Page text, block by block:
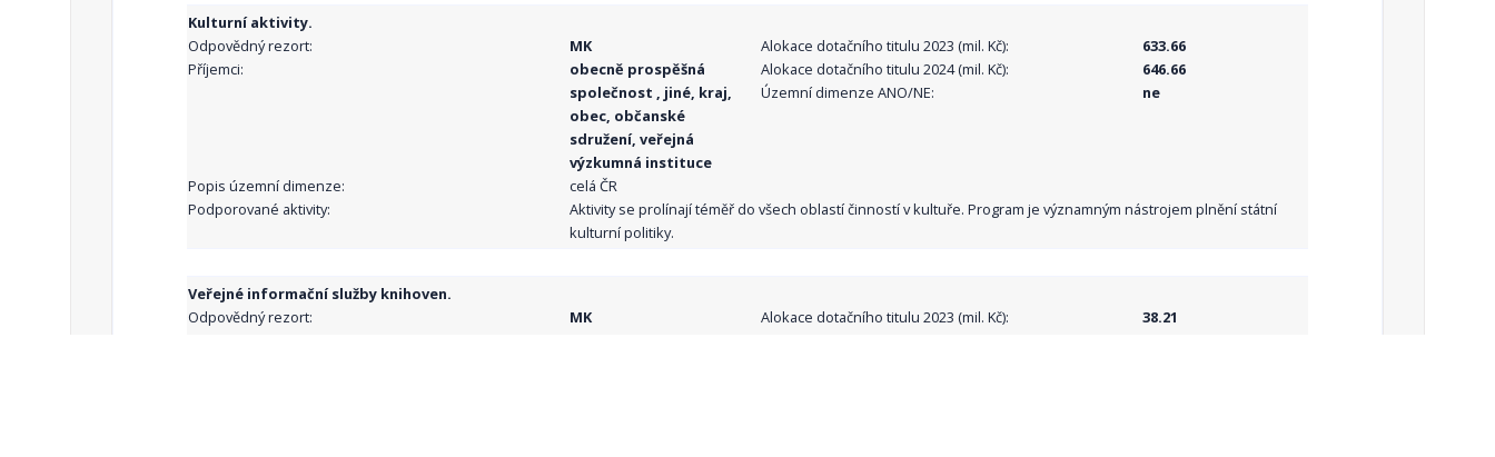
Kulturní aktivity.
Odpovědný rezort:
MK
Příjemci:
obecně prospěšná
společnost , jiné, kraj,
obec, občanské
sdružení, veřejná
výzkumná instituce
Alokace dotačního titulu 2023 (mil. Kč):
633.66
Alokace dotačního titulu 2024 (mil. Kč):
646.66
Územní dimenze ANO/NE:
ne
Popis územní dimenze:
celá ČR
Podporované aktivity:
Aktivity se prolínají téměř do všech oblastí činností v kultuře. Program je významným nástrojem plnění státní
kulturní politiky.
Veřejné informační služby knihoven.
Odpovědný rezort:
MK
Alokace dotačního titulu 2023 (mil. Kč):
38.21